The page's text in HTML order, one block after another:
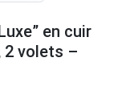
en cuir
2 volets –